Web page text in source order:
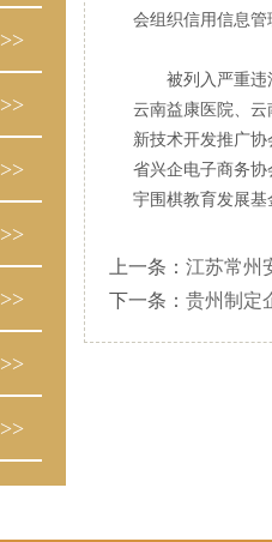
>>
>>
>>
>>
>>
>>
>>
会组织信用信息管
被列入严重违法
云南益康医院、
新技术开发推广
省兴企电子商务
宇围棋教育发展基
上一条： 江苏常州
下一条： 贵州制定